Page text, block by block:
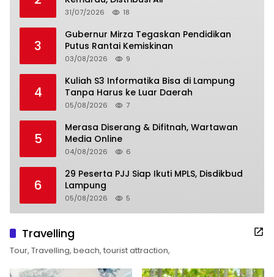
31/07/2026 18
3
Gubernur Mirza Tegaskan Pendidikan
Putus Rantai Kemiskinan
03/08/2026 9
4
Kuliah S3 Informatika Bisa di Lampung
Tanpa Harus ke Luar Daerah
05/08/2026 7
5
Merasa Diserang & Difitnah, Wartawan
Media Online
04/08/2026 6
6
29 Peserta PJJ Siap Ikuti MPLS, Disdikbud
Lampung
05/08/2026 5
Travelling
Tour, Travelling, beach, tourist attraction,